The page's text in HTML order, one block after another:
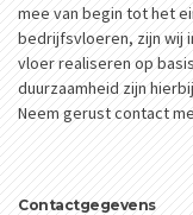
mee van begin tot het
bedrijfsvloeren, zijn wij
vloer realiseren op
duurzaamheid zijn
Neem gerust contact
Contactgegevens